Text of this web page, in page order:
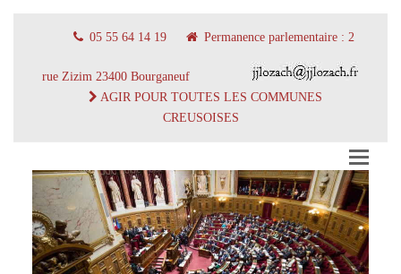
05 55 64 14 19 Permanence parlementaire : 2
rue Zizim 23400 Bourganeuf
AGIR POUR TOUTES LES COMMUNES
CREUSOISES